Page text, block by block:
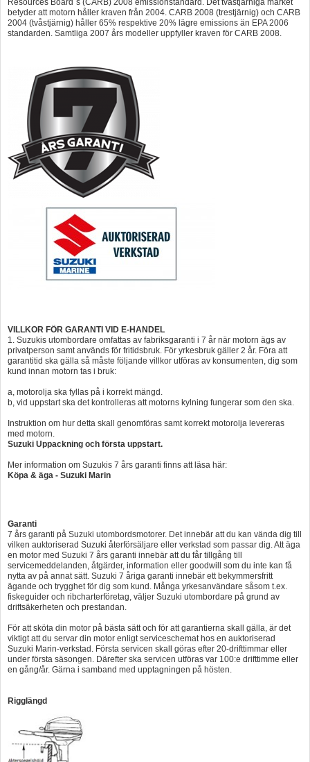
Resources Board´s (CARB) 2008 emissionstandard. Det tvåstjärniga märket
betyder att motorn håller kraven från 2004. CARB 2008 (trestjärnig) och CARB
2004 (tvåstjärnig) håller 65% respektive 20% lägre emissions än EPA 2006
standarden. Samtliga 2007 års modeller uppfyller kraven för CARB 2008.
VILLKOR FÖR GARANTI VID E-HANDEL
1. Suzukis utombordare omfattas av fabriksgaranti i 7 år när motorn ägs av
privatperson samt används för fritidsbruk. För yrkesbruk gäller 2 år. Föra att
garantitid ska gälla så måste följande villkor utföras av konsumenten, dig som
kund innan motorn tas i bruk:
a, motorolja ska fyllas på i korrekt mängd.
b, vid uppstart ska det kontrolleras att motorns kylning fungerar som den ska.
Instruktion om hur detta skall genomföras samt korrekt motorolja levereras
med motorn.
Suzuki Uppackning och första uppstart.
Mer information om Suzukis 7 års garanti finns att läsa här:
Köpa & äga - Suzuki Marin
Garanti
7 års garanti på Suzuki utombordsmotorer. Det innebär att du kan vända dig till
vilken auktoriserad Suzuki återförsäljare eller verkstad som passar dig. Att äga
en motor med Suzuki 7 års garanti innebär att du får tillgång till
servicemeddelanden, åtgärder, information eller goodwill som du inte kan få
nytta av på annat sätt. Suzuki 7 åriga garanti innebär ett bekymmersfritt
ägande och trygghet för dig som kund. Många yrkesanvändare såsom t.ex.
fiskeguider och ribcharterföretag, väljer Suzuki utombordare på grund av
driftsäkerheten och prestandan.
För att sköta din motor på bästa sätt och för att garantierna skall gälla, är det
viktigt att du servar din motor enligt serviceschemat hos en auktoriserad
Suzuki Marin-verkstad. Första servicen skall göras efter 20-drifttimmar eller
under första säsongen. Därefter ska servicen utföras var 100:e drifttimme eller
en gång/år. Gärna i samband med upptagningen på hösten.
Rigglängd